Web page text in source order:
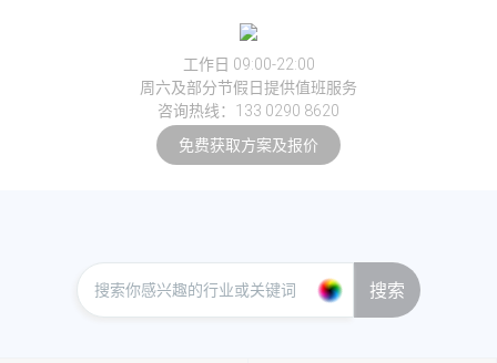
工作日 09:00-22:00
周六及部分节假日提供值班服务
咨询热线：133 0290 8620
免费获取方案及报价
搜索